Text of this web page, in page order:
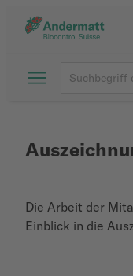
Die Arbeit der
Einblick in die